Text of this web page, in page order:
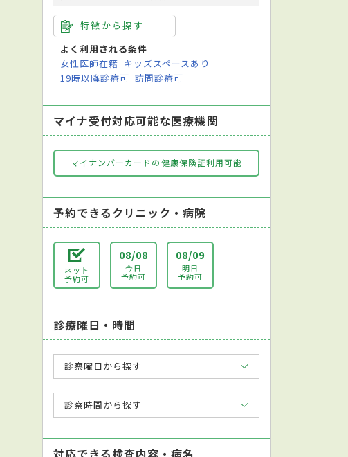
特徴から探す
よく利用される条件
女性医師在籍 キッズスペースあり
19時以降診療可 訪問診療可
マイナ受付対応可能な医療機関
マイナンバーカードの健康保険証利用可能
予約できるクリニック・病院
ネット
予約可
08/08
今日
予約可
08/09
明日
予約可
診療曜日・時間
診察曜日から探す
診察時間から探す
対応できる検査内容・病名